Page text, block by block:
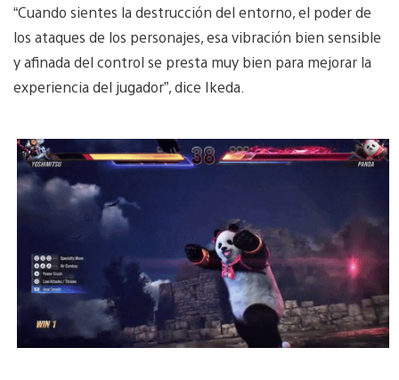
“Cuando sientes la destrucción del entorno, el poder de
los ataques de los personajes, esa vibración bien sensible
y afinada del control se presta muy bien para mejorar la
experiencia del jugador”, dice Ikeda.